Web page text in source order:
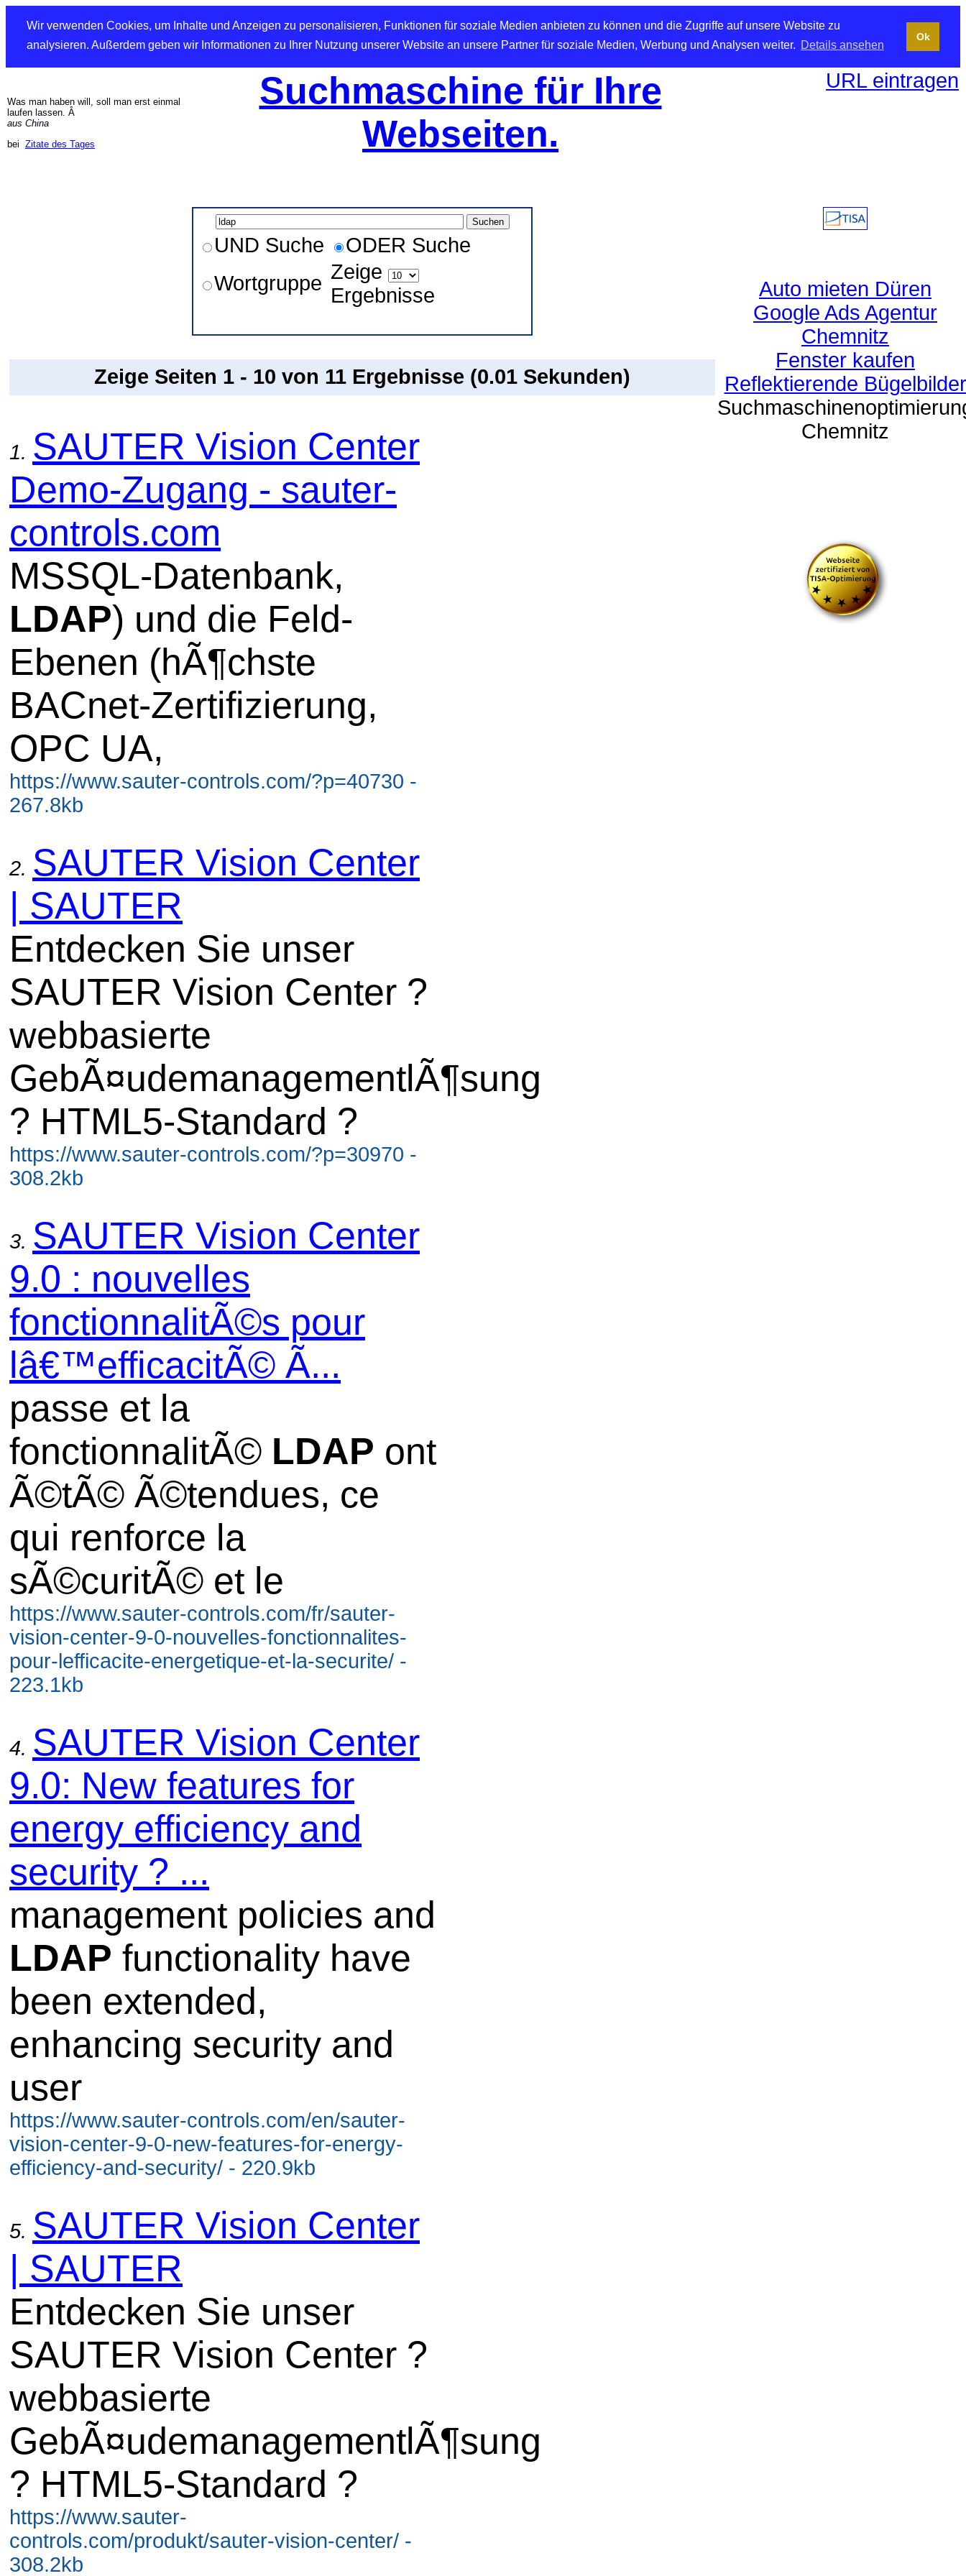
Wir verwenden Cookies, um Inhalte und Anzeigen zu personalisieren, Funktionen für soziale Medien anbieten zu können und die Zugriffe auf unsere Website zu
analysieren. Außerdem geben wir Informationen zu Ihrer Nutzung unserer Website an unsere Partner für soziale Medien, Werbung und Analysen weiter. Details ansehen
Ok
Was man haben will, soll man erst einmal
laufen lassen. Â
aus China
bei Zitate des Tages
Suchmaschine für Ihre
Webseiten.
URL eintragen
UND Suche
ODER Suche
Wortgruppe Zeige
Ergebnisse
Zeige Seiten 1 - 10 von 11 Ergebnisse (0.01 Sekunden)
1. SAUTER Vision Center
Demo-Zugang - sauter-
controls.com
MSSQL-Datenbank,
LDAP) und die Feld-
Ebenen (hÃ¶chste
BACnet-Zertifizierung,
OPC UA,
https://www.sauter-controls.com/?p=40730 -
267.8kb
2. SAUTER Vision Center
| SAUTER
Entdecken Sie unser
SAUTER Vision Center ?
webbasierte
GebÃ¤udemanagementlÃ¶sung
? HTML5-Standard ?
https://www.sauter-controls.com/?p=30970 -
308.2kb
3. SAUTER Vision Center
9.0 : nouvelles
fonctionnalitÃ©s pour
lâ€™efficacitÃ© Ã...
passe et la
fonctionnalitÃ© LDAP ont
Ã©tÃ© Ã©tendues, ce
qui renforce la
sÃ©curitÃ© et le
https://www.sauter-controls.com/fr/sauter-
vision-center-9-0-nouvelles-fonctionnalites-
pour-lefficacite-energetique-et-la-securite/ -
223.1kb
4. SAUTER Vision Center
9.0: New features for
energy efficiency and
security ? ...
management policies and
LDAP functionality have
been extended,
enhancing security and
user
https://www.sauter-controls.com/en/sauter-
vision-center-9-0-new-features-for-energy-
efficiency-and-security/ - 220.9kb
5. SAUTER Vision Center
| SAUTER
Entdecken Sie unser
SAUTER Vision Center ?
webbasierte
GebÃ¤udemanagementlÃ¶sung
? HTML5-Standard ?
https://www.sauter-
controls.com/produkt/sauter-vision-center/ -
308.2kb
Auto mieten Düren
Google Ads Agentur
Chemnitz
Fenster kaufen
Reflektierende Bügelbilder
Chemnitz